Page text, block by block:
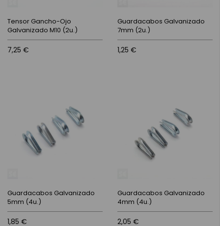
Tensor Gancho-Ojo
Galvanizado M10 (2u.)
7,25 €
Guardacabos Galvanizado
7mm (2u.)
1,25 €
Guardacabos Galvanizado
5mm (4u.)
1,85 €
Guardacabos Galvanizado
4mm (4u.)
2,05 €